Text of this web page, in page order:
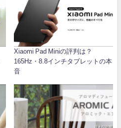
Xiaomi Pad Miniの評判は？
165Hz・8.8インチタブレットの本
音